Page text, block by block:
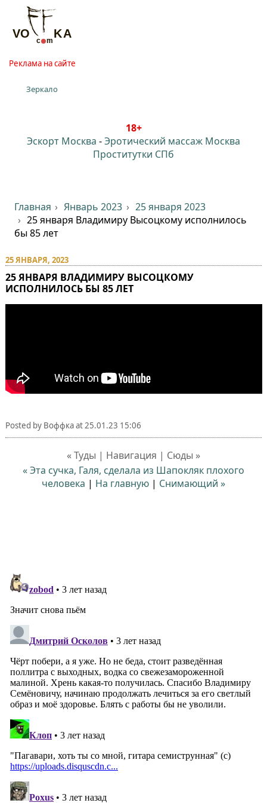
Реклама на сайте
Зеркало
18+
Эскорт Москва -Эротический массаж Москва
Проститутки СПб
Главная Январь 2023
25 января 2023
25 января Владимиру Высоцкому исполнилось
бы 85 лет
25 ЯНВАРЯ, 2023
25 ЯНВАРЯ ВЛАДИМИРУ ВЫСОЦКОМУ
ИСПОЛНИЛОСЬ БЫ 85 ЛЕТ
Posted by Воффкаat 25.01.23 15:06
« Туды | Навигация | Сюды »
« Эта сучка, Галя, сделала из Шапокляк плохого
человека | На главную | Снимающий »